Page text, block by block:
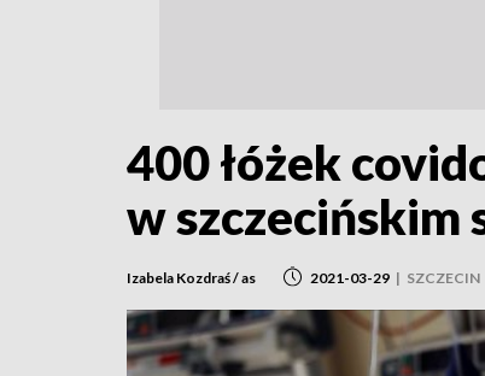
400 łóżek
w szczecińskim
Izabela Kozdraś / as 2021-03-29 | SZCZECIN